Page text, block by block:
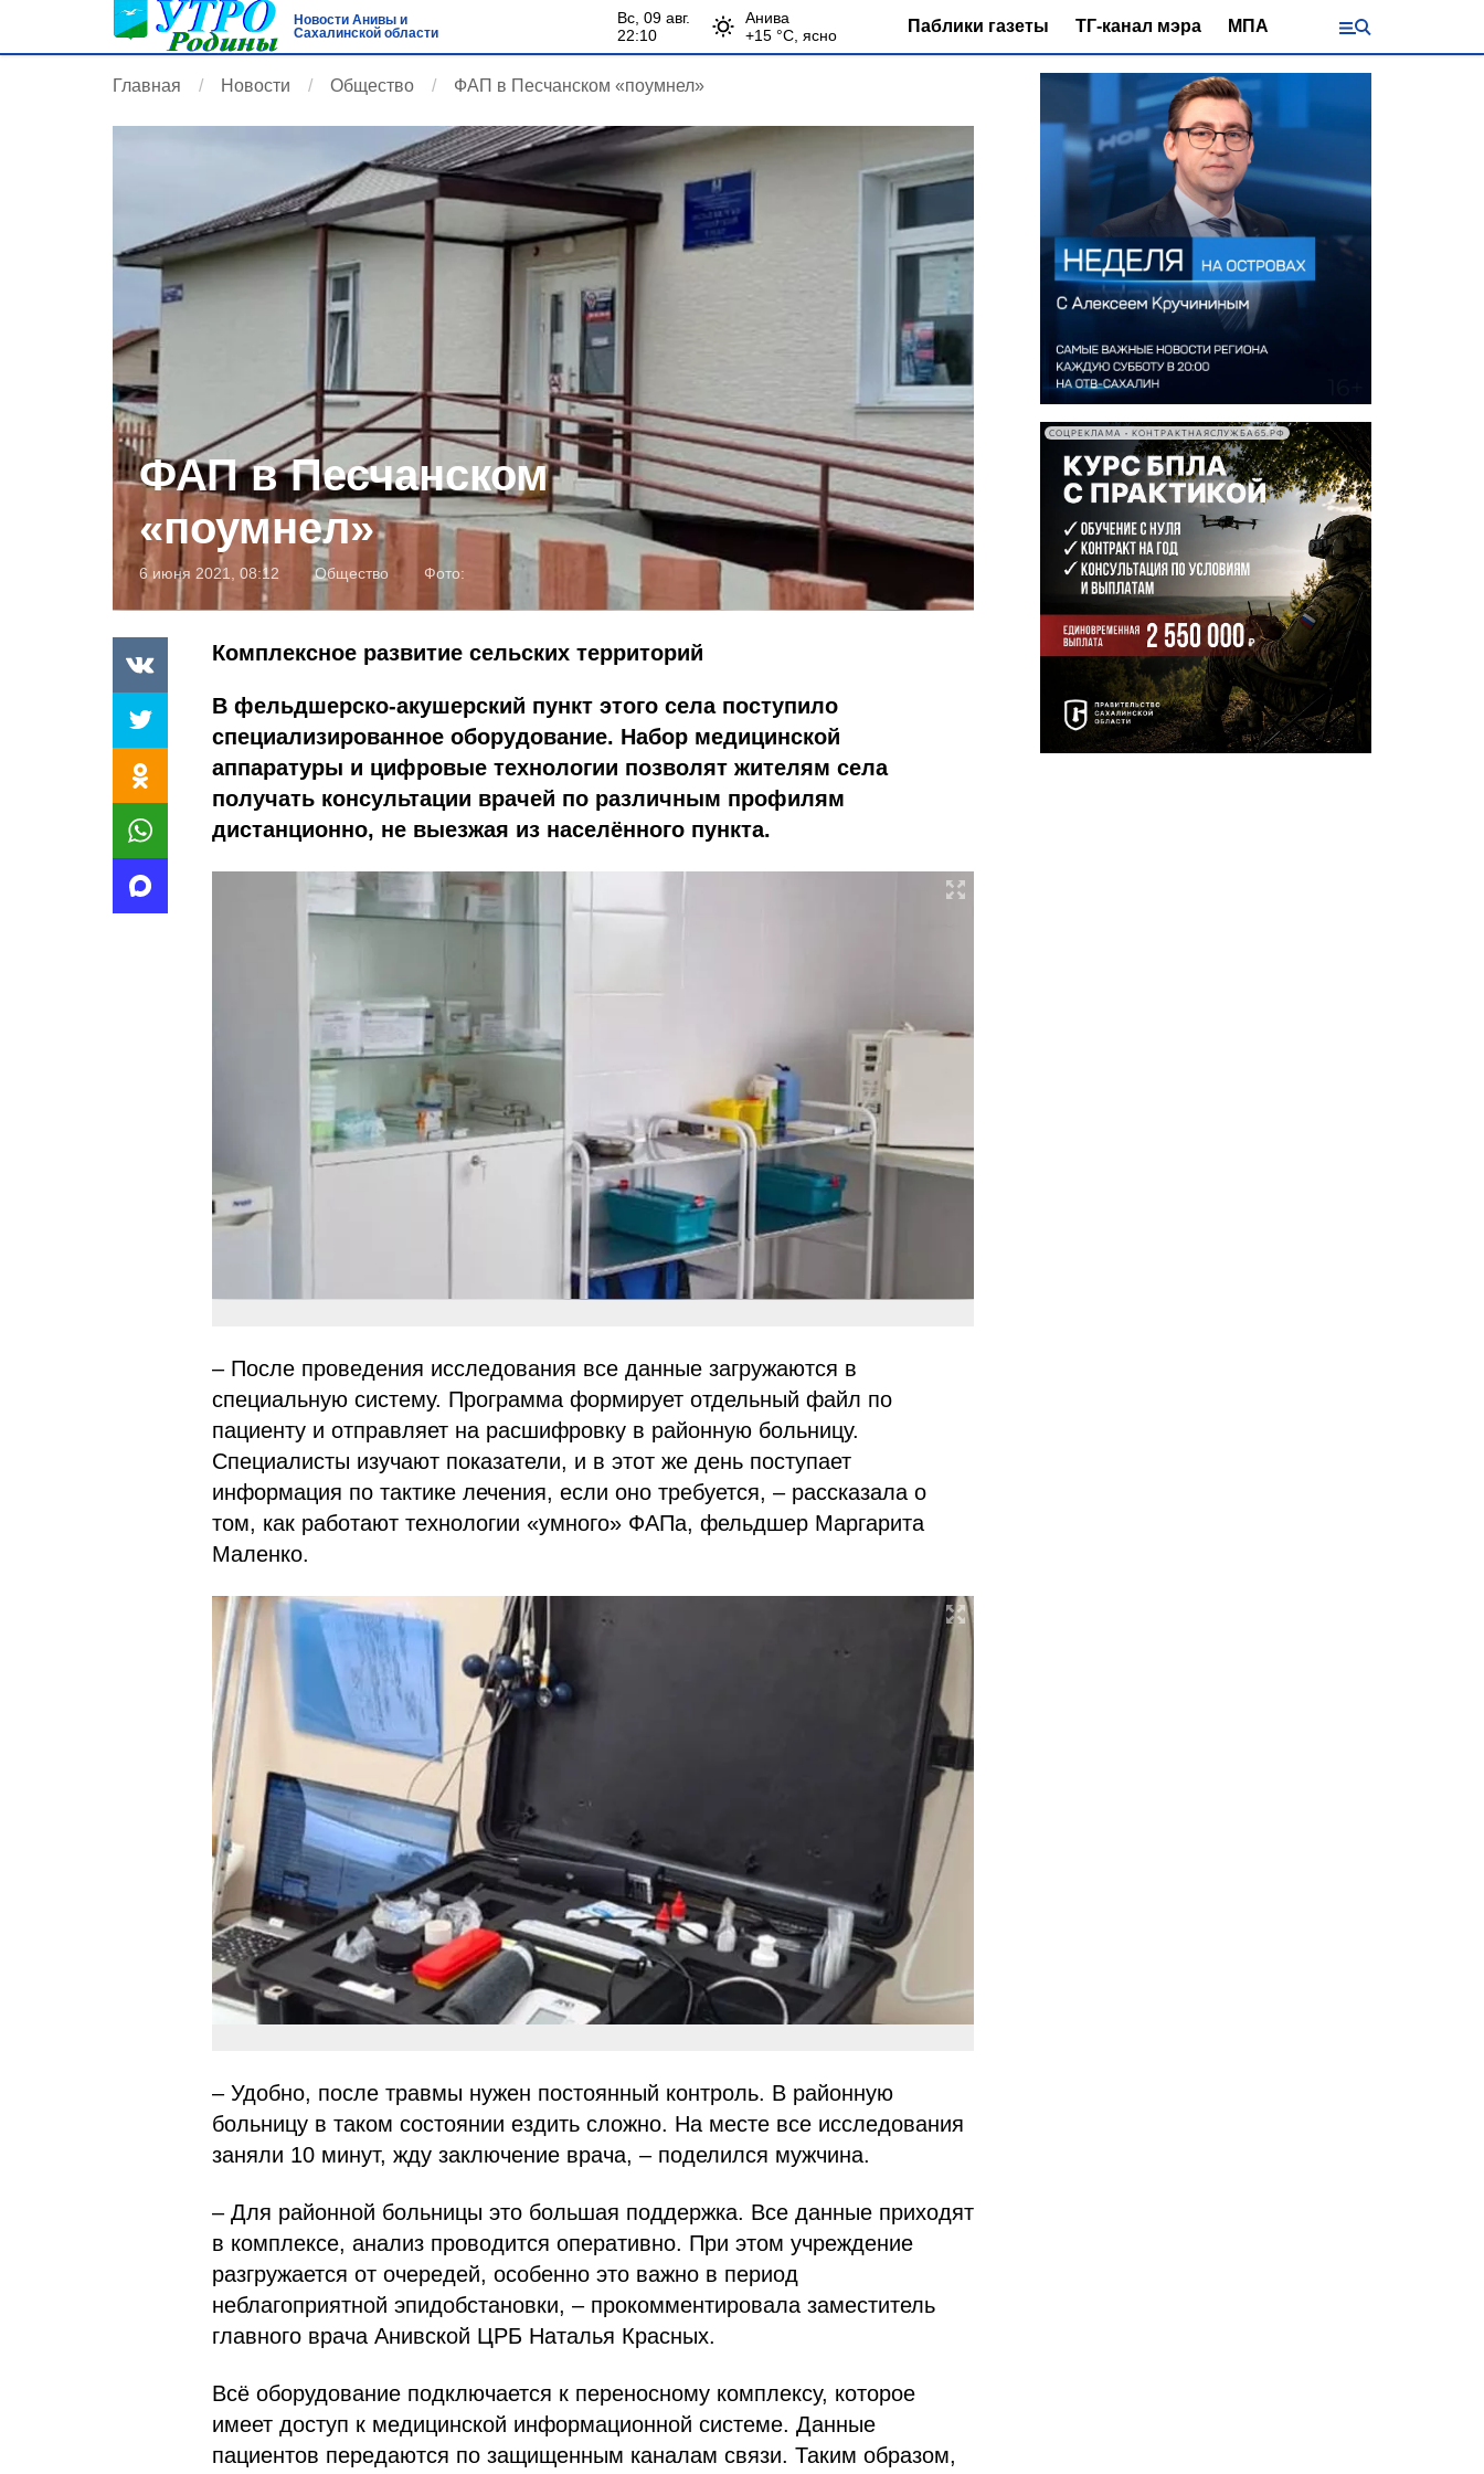
Новости Анивы и
Сахалинской области
вс, 09 авг.
22:10
Анива
+15 °С, ясно Паблики газеты ТГ-канал мэра МПА
Главная Новости Общество ФАП в Песчанском «поумнел»
ФАП в Песчанском
«поумнел»
6 июня 2021, 08:12 Общество Фото:
Комплексное развитие сельских территорий
В фельдшерско-акушерский пункт этого села поступило
специализированное оборудование. Набор медицинской
аппаратуры и цифровые технологии позволят жителям села
получать консультации врачей по различным профилям
дистанционно, не выезжая из населённого пункта.
– После проведения исследования все данные загружаются в
специальную систему. Программа формирует отдельный файл по
пациенту и отправляет на расшифровку в районную больницу.
Специалисты изучают показатели, и в этот же день поступает
информация по тактике лечения, если оно требуется, – рассказала о
том, как работают технологии «умного» ФАПа, фельдшер Маргарита
Маленко.
– Удобно, после травмы нужен постоянный контроль. В районную
больницу в таком состоянии ездить сложно. На месте все исследования
заняли 10 минут, жду заключение врача, – поделился мужчина.
– Для районной больницы это большая поддержка. Все данные приходят
в комплексе, анализ проводится оперативно. При этом учреждение
разгружается от очередей, особенно это важно в период
неблагоприятной эпидобстановки, – прокомментировала заместитель
главного врача Анивской ЦРБ Наталья Красных.
Всё оборудование подключается к переносному комплексу, которое
имеет доступ к медицинской информационной системе. Данные
пациентов передаются по защищенным каналам связи. Таким образом,
СОЦРЕКЛАМА • КОНТРАКТНАЯСЛУЖБА65.РФ